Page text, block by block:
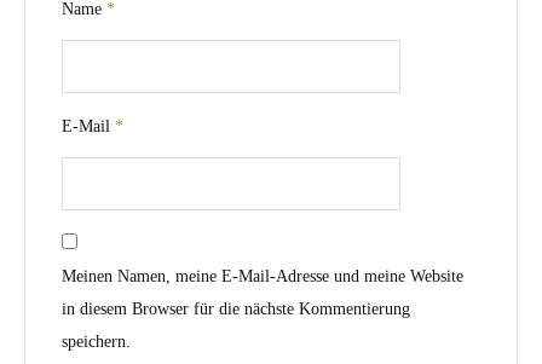
Name *
E-Mail *
Meinen Namen, meine E-Mail-Adresse und meine Website
in diesem Browser für die nächste Kommentierung
speichern.